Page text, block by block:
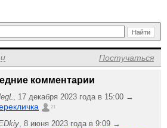
Постучаться
комментарии
, 17 декабря 2023 года в 15:00 →
21
, 8 июня 2023 года в 9:09 →